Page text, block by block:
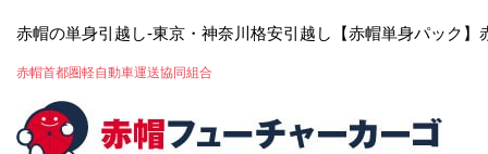
赤帽の単身引越し-東京・神奈川格安引越し【赤帽単身パック】
赤帽首都圏軽自動車運送協同組合